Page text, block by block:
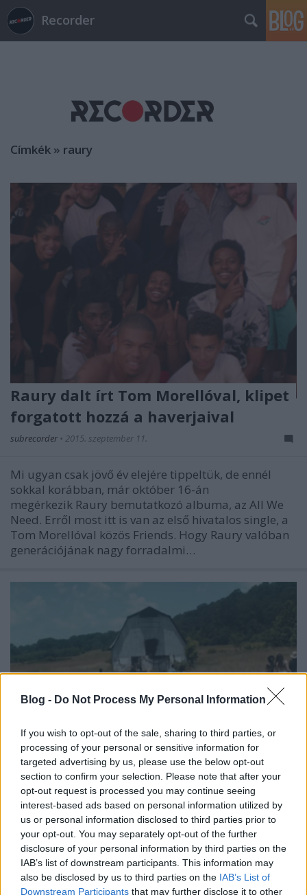
Blog - Do Not Process My Personal Information
If you wish to opt-out of the sale, sharing to third parties, or
processing of your personal or sensitive information for
targeted advertising by us, please use the below opt-out
section to confirm your selection. Please note that after your
opt-out request is processed you may continue seeing
interest-based ads based on personal information utilized by
us or personal information disclosed to third parties prior to
your opt-out. You may separately opt-out of the further
disclosure of your personal information by third parties on the
IAB’s list of downstream participants. This information may
also be disclosed by us to third parties on the IAB’s List of
Downstream Participants that may further disclose it to other
Recorder
Címkék » raury
Raury dalt írt Tom Morellóval, klipet
forgatott hozzá a haverjaival
subrecorder • 2015. szeptember 11.
Mi ugyan csak jövő év elejére tippeltük, de ennél
sokkal korábban, már október 16-án
megérkezik Raury bemutatkozó albuma, az All We
Need. Erről most itt is van az első hivatalos single, a
Tom Morellóval közös Friends. Hogy Raury valóban
generációjának nagy forradalmi…
Raury nemcsak a démonaival, az
ördöggel is megküzd
subrecorder•2015. június 26.
Ugyan nem ő, hanem a Years & Years nyerte a BBC
Sound of 2015 tehetséggondozót, azért Raury-ról